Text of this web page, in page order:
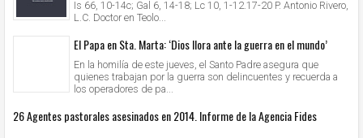
Is 66, 10-14c; Gal 6, 14-18; Lc 10, 1-12.17-20 P. Antonio Rivero,
L.C. Doctor en Teolo...
El Papa en Sta. Marta: ‘Dios llora ante la guerra en el mundo’
En la homilía de este jueves, el Santo Padre asegura que
quienes trabajan por la guerra son delincuentes y recuerda a
los operadores de pa...
26 Agentes pastorales asesinados en 2014. Informe de la Agencia Fides